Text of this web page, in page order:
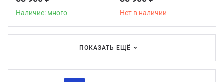
Наличие: много Нет в наличии
ПОКАЗАТЬ ЕЩЁ